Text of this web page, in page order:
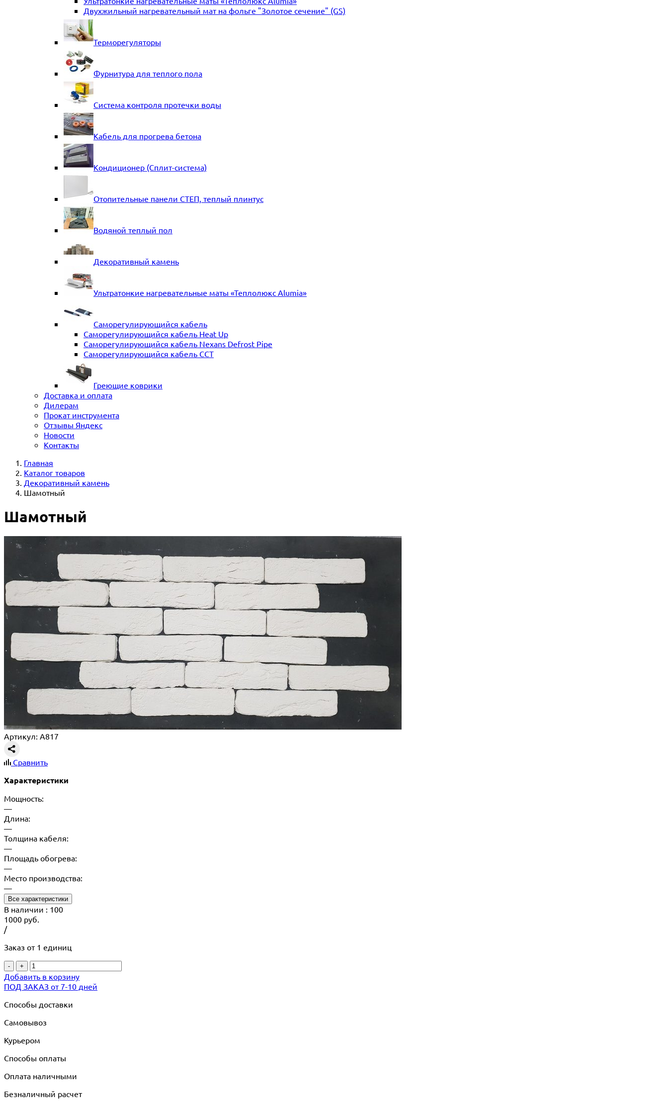
Двухжильный нагревательный мат на фольге "Золотое сечение" (GS)
Терморегуляторы
Фурнитура для теплого пола
Система контроля протечки воды
Кабель для прогрева бетона
Кондиционер (Сплит-система)
Отопительные панели СТЕП, теплый плинтус
Водяной теплый пол
Декоративный камень
Ультратонкие нагревательные маты «Теплолюкс Alumia»
Саморегулирующийся кабель
Саморегулирующийся кабель Heat Up
Саморегулирующийся кабель Nexans Defrost Pipe
Саморегулирующийся кабель ССТ
Греющие коврики
Доставка и оплата
Дилерам
Прокат инструмента
Отзывы Яндекс
Новости
Контакты
Главная
Каталог товаров
Декоративный камень
Шамотный
Шамотный
Артикул: A817
Сравнить
Характеристики
Мощность:
—
Длина:
—
Толщина кабеля:
—
Площадь обогрева:
—
Место производства:
—
Все характеристики
В наличии : 100
1000 руб.
/
Заказ от 1 единиц
- +
Добавить в корзину
ПОД ЗАКАЗ от 7-10 дней
Способы доставки
Самовывоз
Курьером
Способы оплаты
Оплата наличными
Безналичный расчет